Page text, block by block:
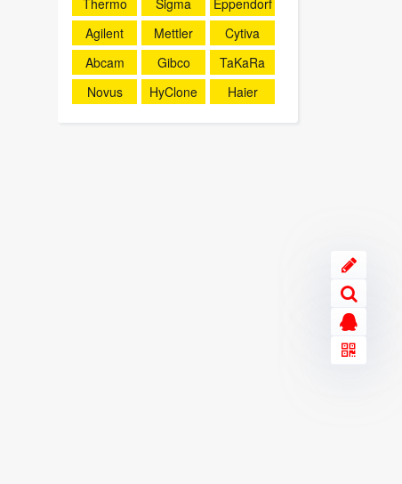
Thermo
Sigma
Eppendorf
Agilent
Mettler
Cytiva
Abcam
Gibco
TaKaRa
Novus
HyClone Haier